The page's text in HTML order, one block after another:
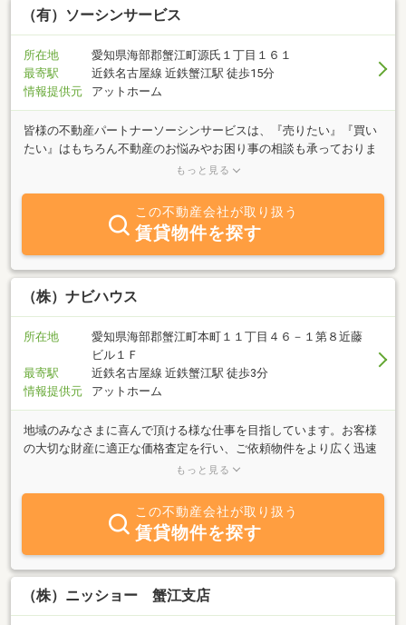
（有）ソーシンサービス
所在地
愛知県海部郡蟹江町源氏１丁目１６１
最寄駅
近鉄名古屋線 近鉄蟹江駅 徒歩15分
情報提供元
アットホーム
皆様の不動産パートナーソーシンサービスは、『売りたい』『買い
たい』はもちろん不動産のお悩みやお困り事の相談も承っておりま
す。◇不動産を売却したいけど何から手を付けたら良いのか分から
ていくら借りられるの…◇手続きが複雑そうでなんだか面倒…など、
不動産のお悩みはございませんか。まずは相談したい！そんな時こ
そソーシンサービスにお任せください。お客様ひとりひとりに合わ
せた最適なアドバイスをさせていただきます。また、さまざまなお
手続きも丁寧にサポートさせていただきますので、どうぞお気軽に
ご相談ください。
もっと見る
この不動産会社が取り扱う
賃貸物件を探す
（株）ナビハウス
所在地
愛知県海部郡蟹江町本町１１丁目４６－１第８近藤
ビル１Ｆ
最寄駅
近鉄名古屋線 近鉄蟹江駅 徒歩3分
情報提供元
アットホーム
地域のみなさまに喜んで頂ける様な仕事を目指しています。お客様
の大切な財産に適正な価格査定を行い、ご依頼物件をより広く迅速
に情報公開することにより、売主様・買主様のご希望に沿える安心
ションの貸主様・借主様を結ぶために当社加盟の不動産ネットワー
クを最大限に活用し、あらゆる情報をお客様により速くお届けする
ことができるよう、地域に密着した活動を目指しています。「売り
たい方・買いたい方・貸したい方・借りたい方」お客様の大切な財
産に適切な価格の査定を行い、ご依頼物件をより広く迅速に情報公
開することにより、売主様・買主様のご希望に沿える不動産取引を
もっと見る
この不動産会社が取り扱う
賃貸物件を探す
（株）ニッショー 蟹江支店